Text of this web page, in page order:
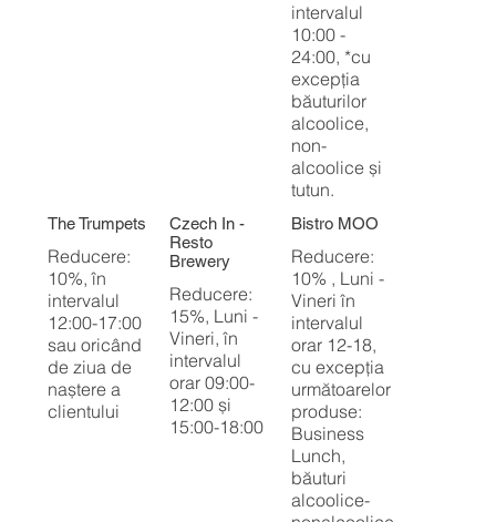
intervalul
10:00 -
24:00, *cu
excepția
băuturilor
alcoolice,
non-
alcoolice și
tutun.
The Trumpets
Reducere:
10%, în
intervalul
12:00-17:00
sau oricând
de ziua de
naștere a
clientului
Czech In -
Resto
Brewery
Reducere:
15%, Luni -
Vineri, în
intervalul
orar 09:00-
12:00 și
15:00-18:00
Bistro MOO
Reducere:
10% , Luni -
Vineri în
intervalul
orar 12-18,
cu excepția
următoarelor
produse:
Business
Lunch,
băuturi
alcoolice-